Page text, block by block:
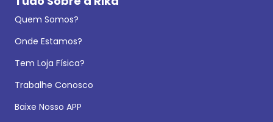
Quem Somos?
Onde Estamos?
Tem Loja Física?
Trabalhe Conosco
Baixe Nosso APP